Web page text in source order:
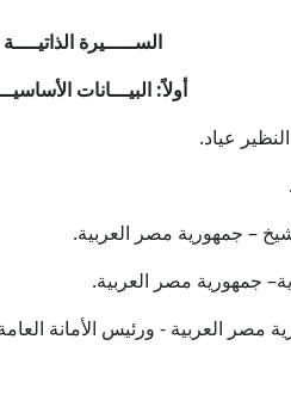
الســـــيرة الذاتيــــة
أولاً: البيـــانات
عياد.
– جمهورية مصر العربية.
جمهورية مصر العربية.
مصر العربية - ورئيس الأمانة